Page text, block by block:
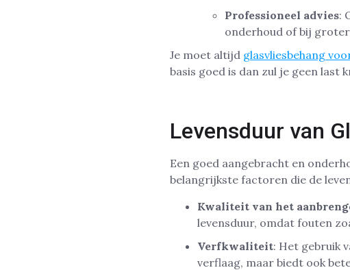
Professioneel advies:
onderhoud of bij
Je moet altijd glasvliesbehang
basis goed is dan zul je geen last
Levensduur van
Een goed aangebracht en
belangrijkste factoren die de
Kwaliteit van het
levensduur, omdat fouten
Verfkwaliteit: Het gebruik
verflaag, maar biedt ook